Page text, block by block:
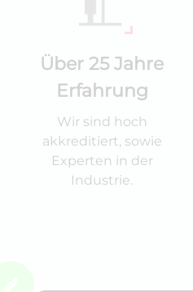
Über 25 Jahre
Erfahrung
Wir sind hoch
akkreditiert, sowie
Experten in der
Industrie.